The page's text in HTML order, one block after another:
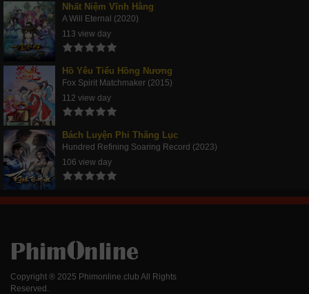
Nhất Niệm Vĩnh Hằng
A Will Eternal (2020)
113 view day
Hồ Yêu Tiểu Hồng Nương
Fox Spirit Matchmaker (2015)
112 view day
Bách Luyện Phi Thăng Lục
Hundred Refining Soaring Record (2023)
106 view day
Copyright ® 2025 Phimonline.club All Rights
Reserved.